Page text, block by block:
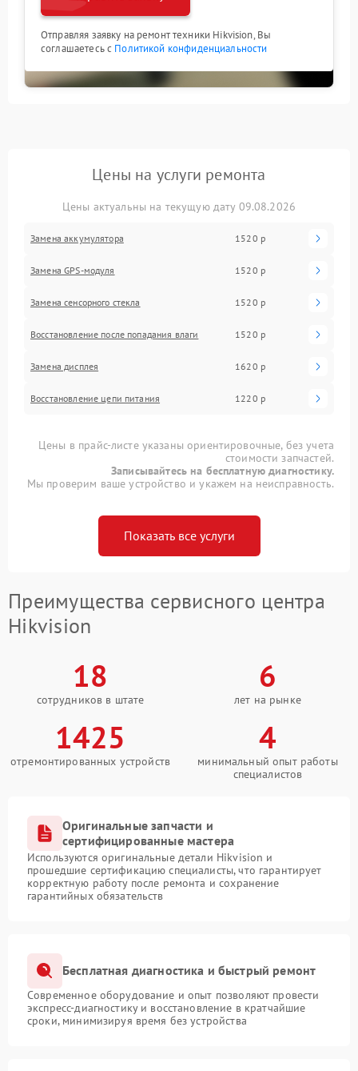
Отправляя заявку на ремонт техники Hikvision, Вы
соглашаетесь с Политикой конфиденциальности
Цены на услуги ремонта
Цены актуальны на текущую дату 09.08.2026
Замена аккумулятора 1520 р
Замена GPS-модуля 1520 р
Замена сенсорного стекла 1520 р
Восстановление после попадания влаги 1520 р
Замена дисплея 1620 р
Восстановление цепи питания 1220 р
Цены в прайс-листе указаны ориентировочные, без учета
стоимости запчастей.
Записывайтесь на бесплатную диагностику.
Мы проверим ваше устройство и укажем на неисправность.
Показать все услуги
Преимущества сервисного центра
Hikvision
18
сотрудников в штате
6
лет на рынке
1425
отремонтированных устройств
4
минимальный опыт работы
специалистов
Оригинальные запчасти и
сертифицированные мастера
Используются оригинальные детали Hikvision и
прошедшие сертификацию специалисты, что гарантирует
корректную работу после ремонта и сохранение
гарантийных обязательств
Бесплатная диагностика и быстрый ремонт
Современное оборудование и опыт позволяют провести
экспресс-диагностику и восстановление в кратчайшие
сроки, минимизируя время без устройства